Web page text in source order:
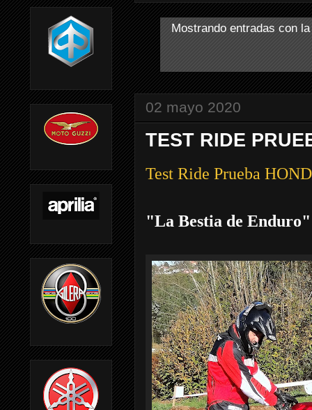
Mostrando entradas con
02 mayo 2020
TEST RIDE
Test Ride Prueba
"La Bestia de Enduro"